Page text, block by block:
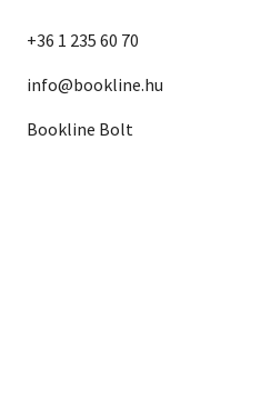
+36 1 235 60 70
info@bookline.hu
Bookline Bolt